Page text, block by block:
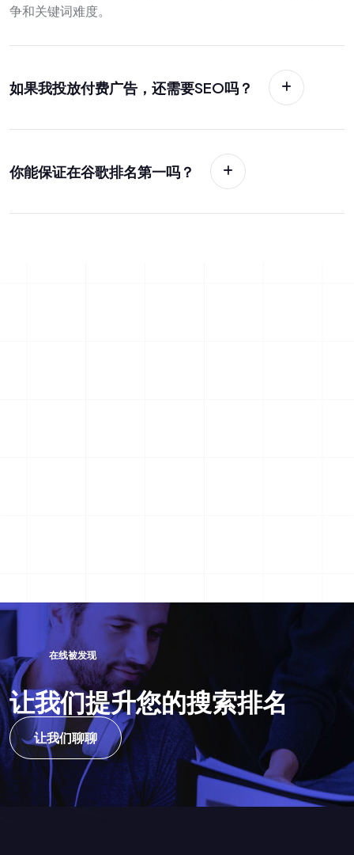
争和关键词难度。
如果我投放付费广告，还需要SEO吗？
你能保证在谷歌排名第一吗？
在线被发现
让我们提升您的搜索排名
让我们聊聊